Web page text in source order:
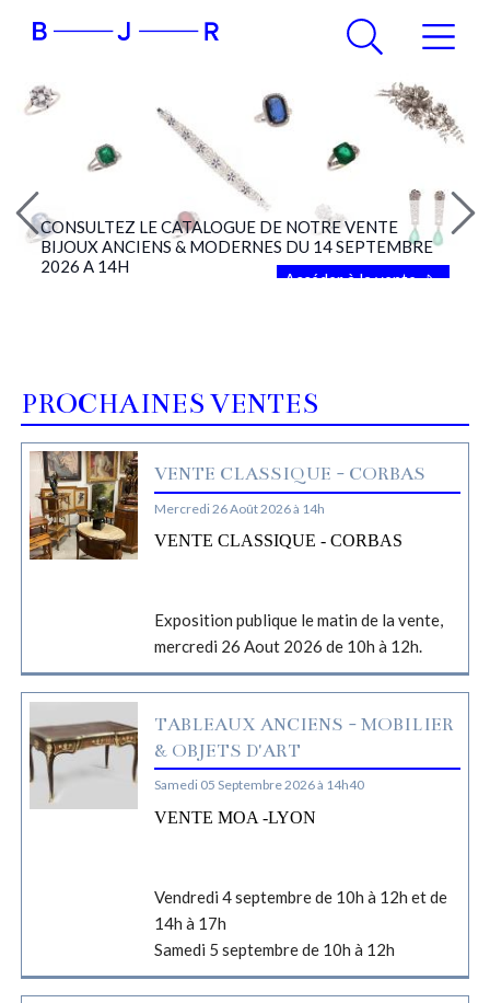
CONSULTEZ LE CATALOGUE DE NOTRE VENTE
BIJOUX ANCIENS & MODERNES DU 14 SEPTEMBRE
2026 A 14H
Accéder à la vente
PROCHAINES VENTES
VENTE CLASSIQUE - CORBAS
Mercredi 26 Août 2026 à 14h
VENTE CLASSIQUE - CORBAS
Exposition publique le matin de la vente,
mercredi 26 Aout 2026 de 10h à 12h.
TABLEAUX ANCIENS - MOBILIER
& OBJETS D'ART
Samedi 05 Septembre 2026 à 14h40
VENTE MOA -LYON
Vendredi 4 septembre de 10h à 12h et de
14h à 17h
Samedi 5 septembre de 10h à 12h